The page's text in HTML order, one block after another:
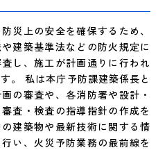
災上の安全を確保するため、
建築基準法などの防火規定に
し、施工が計画通りに行われ
。 私は本庁予防課建築係長と
の審査や、各消防署や設計・
査・検査の指導指針の作成を
建築物や最新技術に関する情
い、火災予防業務の最前線を